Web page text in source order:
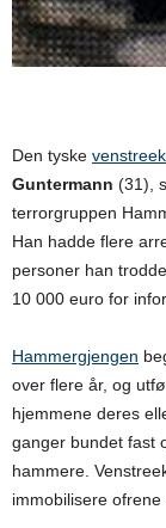
Den tyske
Guntermann (31),
terrorgruppen
Han hadde flere
personer han
10 000 euro for
Hammergjengen
over flere år, og
hjemmene deres
ganger bundet fast
hammere.
immobilisere